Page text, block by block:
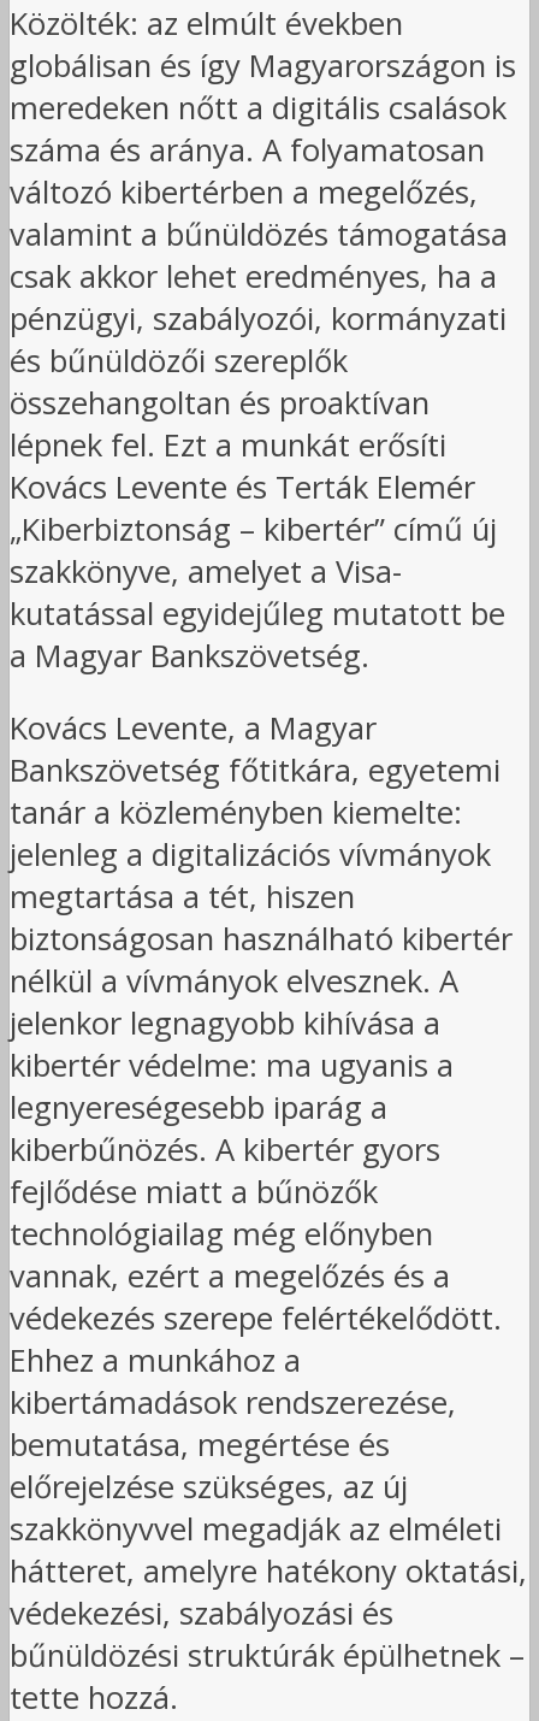
Közölték: az elmúlt években
globálisan és így Magyarországon is
meredeken nőtt a digitális csalások
száma és aránya. A folyamatosan
változó kibertérben a megelőzés,
valamint a bűnüldözés támogatása
csak akkor lehet eredményes, ha a
pénzügyi, szabályozói, kormányzati
és bűnüldözői szereplők
összehangoltan és proaktívan
lépnek fel. Ezt a munkát erősíti
Kovács Levente és Terták Elemér
„Kiberbiztonság – kibertér” című új
szakkönyve, amelyet a Visa-
kutatással egyidejűleg mutatott be
a Magyar Bankszövetség.
Kovács Levente, a Magyar
Bankszövetség főtitkára, egyetemi
tanár a közleményben kiemelte:
jelenleg a digitalizációs vívmányok
megtartása a tét, hiszen
biztonságosan használható kibertér
nélkül a vívmányok elvesznek. A
jelenkor legnagyobb kihívása a
kibertér védelme: ma ugyanis a
legnyereségesebb iparág a
kiberbűnözés. A kibertér gyors
fejlődése miatt a bűnözők
technológiailag még előnyben
vannak, ezért a megelőzés és a
védekezés szerepe felértékelődött.
Ehhez a munkához a
kibertámadások rendszerezése,
bemutatása, megértése és
előrejelzése szükséges, az új
szakkönyvvel megadják az elméleti
hátteret, amelyre hatékony oktatási,
védekezési, szabályozási és
bűnüldözési struktúrák épülhetnek –
tette hozzá.